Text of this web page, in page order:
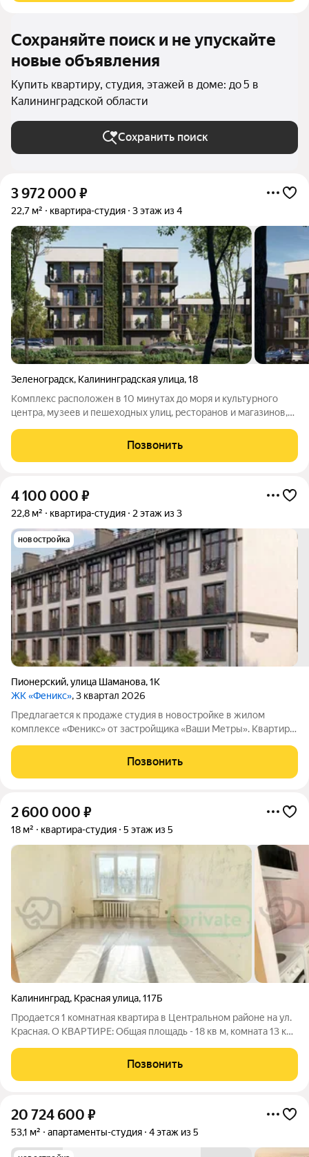
Сохраняйте поиск и не упускайте
новые объявления
Купить квартиру, студия, этажей в доме: до 5 в
Калининградской области
Сохранить поиск
3 972 000 ₽
22,7 м² квартира-студия 3 этаж из 4
Зеленоградск, Калининградская улица,18
Комплекс расположен в 10 минутах до моря и культурного
центра, музеев и пешеходных улиц, ресторанов и магазинов,
поликлиник и медицинских центров. Развивающаяся
инфраструктура, в шаговой
Позвонить
4 100 000 ₽
22,8 м² квартира-студия 2 этаж из 3
новостройка
Пионерский,улица Шаманова,1К
ЖК «Феникс», 3 квартал 2026
Предлагается к продаже студия в новостройке в жилом
комплексе «Феникс» от застройщика «Ваши Метры». Квартира
планируется сдать в третьем квартале 2026 года.
Позвонить
2 600 000 ₽
18 м² квартира-студия 5 этаж из 5
Калининград, Красная улица,117Б
Продается 1 комнатная квартира в Центральном районе на ул.
Красная. О КВАРТИРЕ: Общая площадь - 18 кв м, комната 13 кв
Комната готова к ремонту. Торг О РАЙОНЕ: Центральный
район, развитая
Позвонить
20 724 600 ₽
53,1 м² апартаменты-студия 4 этаж из 5